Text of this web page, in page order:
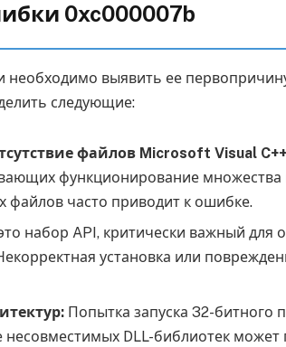
0xc000007b
необходимо выявить ее
следующие:
файлов Microsoft Visual
функционирование
файлов часто приводит к ошибке.
набор API, критически важный для
установка или
Попытка запуска 32-битного
DLL-библиотек может